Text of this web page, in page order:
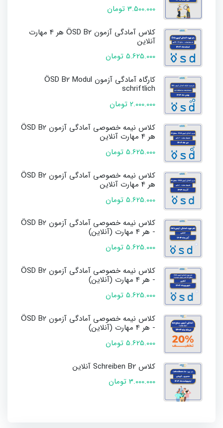
3.500.000 تومان
کلاس آمادگی آزمون ÖSD B2 هر 4 مهارت
آنلاین
5.625.000 تومان
کارگاه آمادگی آزمون ÖSD B2 Modul
schriftlich
2.000.000 تومان
کلاس نیمه خصوصی آمادگی آزمون ÖSD B2
هر 4 مهارت آنلاین
5.625.000 تومان
کلاس نیمه خصوصی آمادگی آزمون ÖSD B2
هر 4 مهارت آنلاین
5.625.000 تومان
کلاس نیمه خصوصی آمادگی آزمون ÖSD B2
- هر 4 مهارت (آنلاین)
5.625.000 تومان
کلاس نیمه خصوصی آمادگی آزمون ÖSD B2
- هر 4 مهارت (آنلاین)
5.625.000 تومان
کلاس نیمه خصوصی آمادگی آزمون ÖSD B2
- هر 4 مهارت (آنلاین)
5.625.000 تومان
کلاس Schreiben B2 آنلاین
3.000.000 تومان